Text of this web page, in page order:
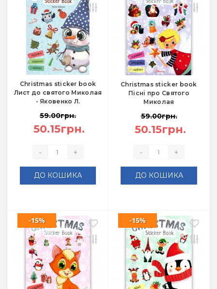
Christmas sticker book
Лист до святого Миколая
- Яковенко Л.
59.00грн.
50.15грн.
- +
ДО КОШИКА
Christmas sticker book
Пісні про Святого
Миколая
59.00грн.
50.15грн.
- +
ДО КОШИКА
-15% -15%